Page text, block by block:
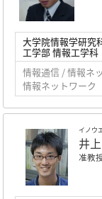
大学院情報学研究
工学部 情報工学科
情報通信 / 情報ネ
情報ネットワーク
イノウ
井
准教